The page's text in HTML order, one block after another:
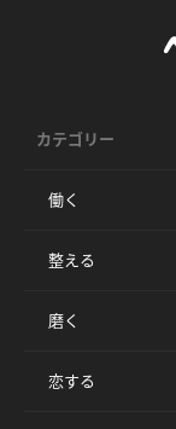
カテゴリー
働く
整える
磨く
恋する